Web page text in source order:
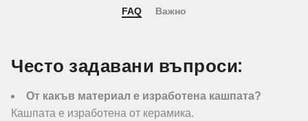
FAQ Важно
Често задавани въпроси:
От какъв материал е изработена кашпата?
Кашпата е изработена от керамика.